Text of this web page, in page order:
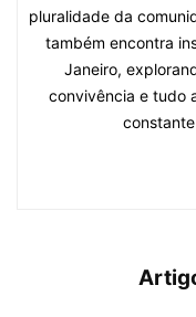
pluralidade da
também encontra
Janeiro,
convivência e tudo